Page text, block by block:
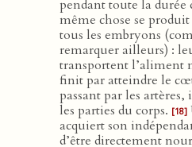
pendant toute la durée
même chose se
tous les embryons
remarquer ailleurs) :
transportent l’aliment
finit par atteindre le
passant par les artères,
les parties du corps. [18]
acquiert son
d’être directement